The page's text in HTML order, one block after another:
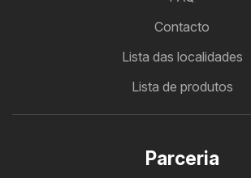
Contacto
Lista das localidades
Lista de produtos
Parceria